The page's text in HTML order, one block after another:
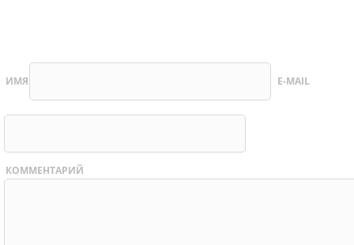
ИМЯ E-MAIL
КОММЕНТАРИЙ